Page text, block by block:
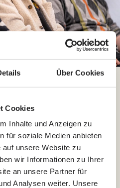
Über Cookies
Cookies
Inhalte und Anzeigen zu
für soziale Medien anbieten
unsere Website zu
wir Informationen zu Ihrer
an unsere Partner für
Analysen weiter. Unsere
– das
jeder Hotelaufenthalt oder